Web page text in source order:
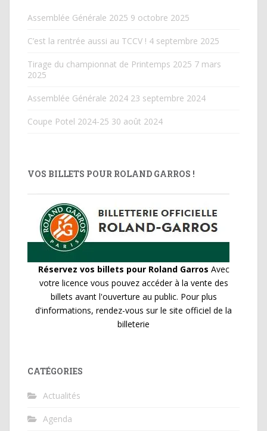
Assemblée Générale 2025 9 octobre 2025
C’est la rentrée aussi au TCCV ! 4 septembre 2025
Tirage du championnat de Printemps 2025 7 mars
2025
Assemblée Générale 2024 23 septembre 2024
Coupe Potel 2024-25 30 août 2024
VOS BILLETS POUR ROLAND GARROS !
Réservez vos billets pour Roland Garros Avec
votre licence vous pouvez accéder à la vente des
billets avant l'ouverture au public. Pour plus
d'informations, rendez-vous sur le site officiel de la
billeterie
CATÉGORIES
Actualités
Agenda